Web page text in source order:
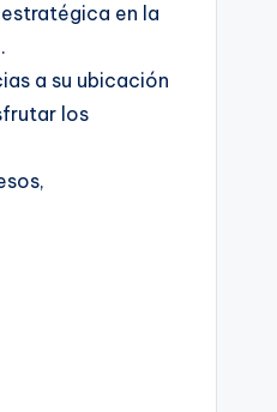
estratégica en la
a su ubicación
los